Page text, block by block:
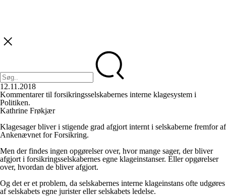
12.11.2018
Kommentarer til forsikringsselskabernes interne klagesystem i
Politiken.
Kathrine Frøkjær
Klagesager bliver i stigende grad afgjort internt i selskaberne fremfor af
Ankenævnet for Forsikring.
Men der findes ingen opgørelser over, hvor mange sager, der bliver
afgjort i forsikringsselskabernes egne klageinstanser. Eller opgørelser
over, hvordan de bliver afgjort.
Og det er et problem, da selskabernes interne klageinstans ofte udgøres
af selskabets egne jurister eller selskabets ledelse.